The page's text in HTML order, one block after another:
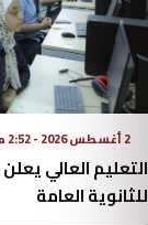
2 أغسطس 2026 - 2:52 م
التعليم العالي
للثانوية العامة